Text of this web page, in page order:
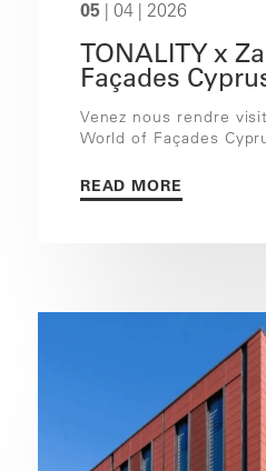
05| 04 | 2026
TONALITY x
Façades
Venez nous rendre
World of Façades
READ MORE